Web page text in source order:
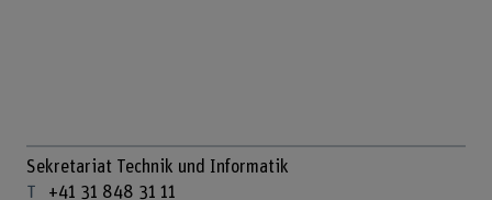
Sekretariat Technik und Informatik
+41 31 848 31 11